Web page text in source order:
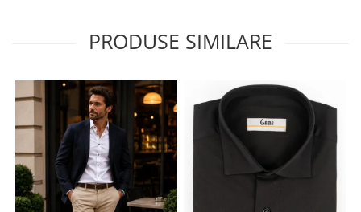
PRODUSE SIMILARE